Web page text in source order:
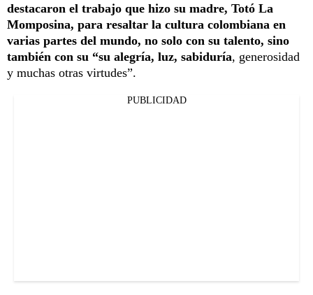
destacaron el trabajo que hizo su madre, Totó La
Momposina, para resaltar la cultura colombiana en
varias partes del mundo, no solo con su talento, sino
también con su “su alegría, luz, sabiduría, generosidad
y muchas otras virtudes”.
PUBLICIDAD